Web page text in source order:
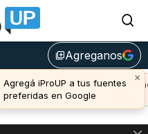
library_addAgreganos
×
Agregá iProUP a tus fuentes
preferidas en Google
Avalanche
u$s 6,47